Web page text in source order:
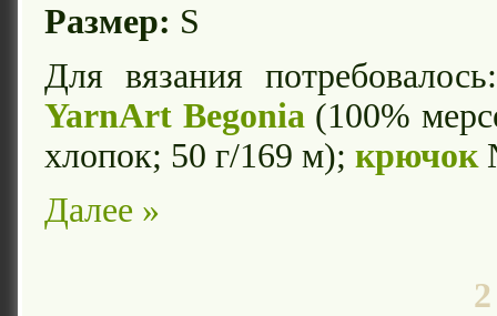
Размер: S
Для вязания
YarnArt Begonia(100%
хлопок; 50 г/169 м); крючок
Далее »